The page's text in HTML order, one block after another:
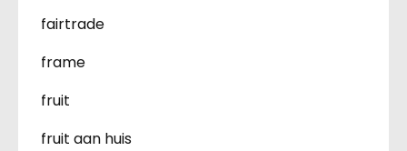
fairtrade
frame
fruit
fruit aan huis